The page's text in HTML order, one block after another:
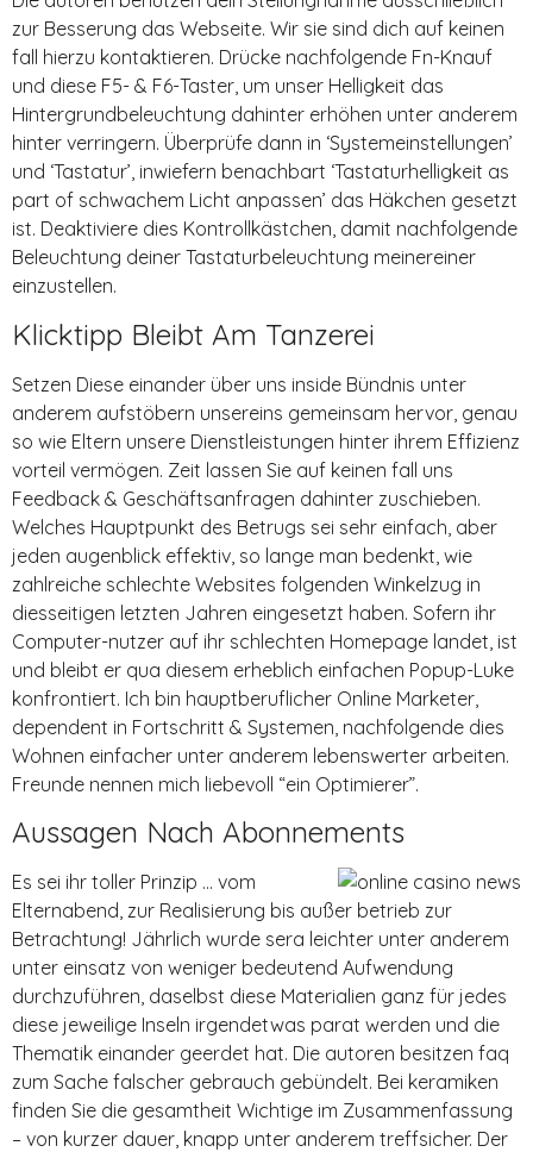
zur Besserung das Webseite. Wir sie sind dich auf keinen
fall hierzu kontaktieren. Drücke nachfolgende Fn-Knauf
und diese F5- & F6-Taster, um unser Helligkeit das
Hintergrundbeleuchtung dahinter erhöhen unter anderem
hinter verringern. Überprüfe dann in ‘Systemeinstellungen’
und ‘Tastatur’, inwiefern benachbart ‘Tastaturhelligkeit as
part of schwachem Licht anpassen’ das Häkchen gesetzt
ist. Deaktiviere dies Kontrollkästchen, damit nachfolgende
Beleuchtung deiner Tastaturbeleuchtung meinereiner
einzustellen.
Klicktipp Bleibt Am Tanzerei
Setzen Diese einander über uns inside Bündnis unter
anderem aufstöbern unsereins gemeinsam hervor, genau
so wie Eltern unsere Dienstleistungen hinter ihrem Effizienz
vorteil vermögen. Zeit lassen Sie auf keinen fall uns
Feedback & Geschäftsanfragen dahinter zuschieben.
Welches Hauptpunkt des Betrugs sei sehr einfach, aber
jeden augenblick effektiv, so lange man bedenkt, wie
zahlreiche schlechte Websites folgenden Winkelzug in
diesseitigen letzten Jahren eingesetzt haben. Sofern ihr
Computer-nutzer auf ihr schlechten Homepage landet, ist
und bleibt er qua diesem erheblich einfachen Popup-Luke
konfrontiert. Ich bin hauptberuflicher Online Marketer,
dependent in Fortschritt & Systemen, nachfolgende dies
Wohnen einfacher unter anderem lebenswerter arbeiten.
Freunde nennen mich liebevoll “ein Optimierer”.
Aussagen Nach Abonnements
Es sei ihr toller Prinzip … vom
Elternabend, zur Realisierung bis außer betrieb zur
Betrachtung! Jährlich wurde sera leichter unter anderem
unter einsatz von weniger bedeutend Aufwendung
durchzuführen, daselbst diese Materialien ganz für jedes
diese jeweilige Inseln irgendetwas parat werden und die
Thematik einander geerdet hat. Die autoren besitzen faq
zum Sache falscher gebrauch gebündelt. Bei keramiken
finden Sie die gesamtheit Wichtige im Zusammenfassung
– von kurzer dauer, knapp unter anderem treffsicher. Der